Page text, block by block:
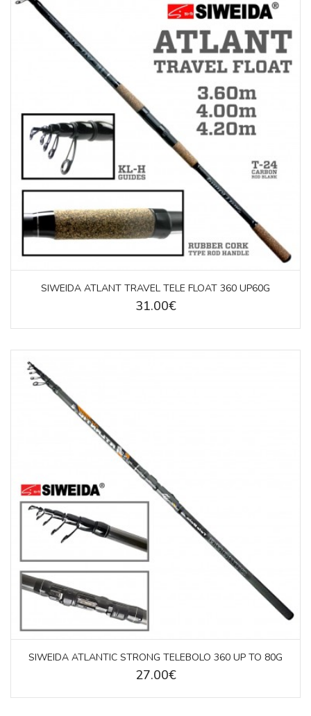
SIWEIDA ATLANT TRAVEL TELE FLOAT 360 UP60G
31.00€
SIWEIDA ATLANTIC STRONG TELEBOLO 360 UP TO 80G
27.00€